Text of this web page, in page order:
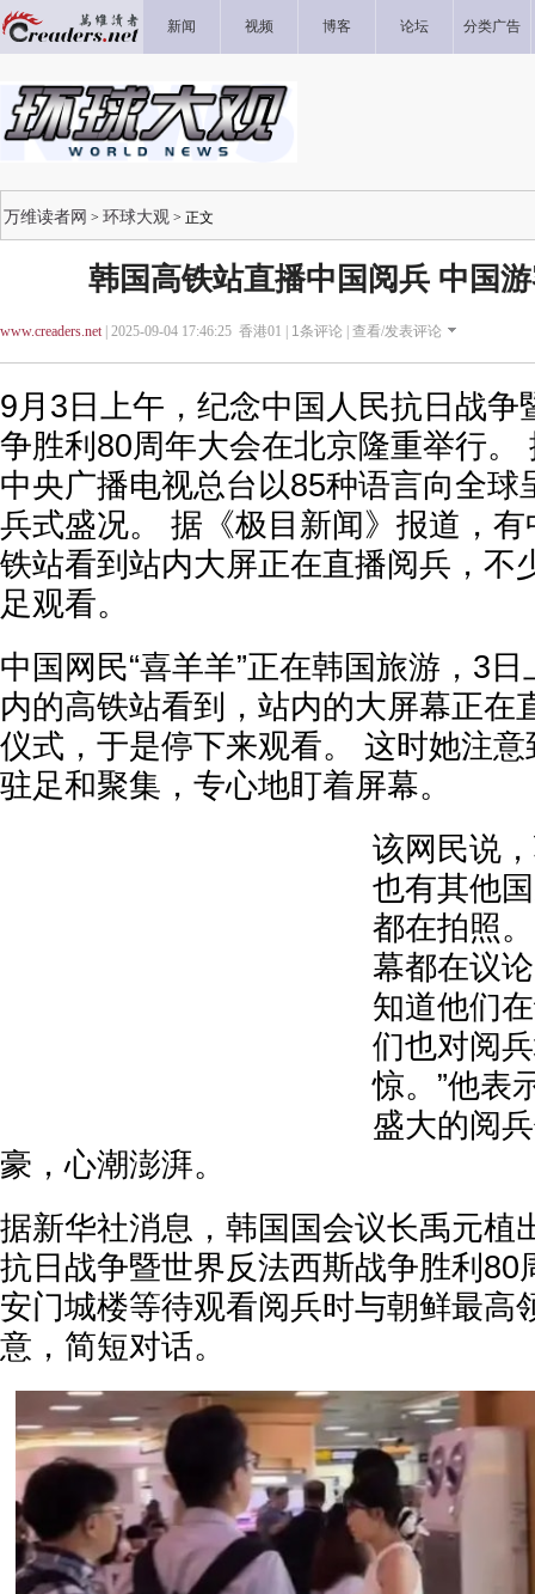
新闻 视频 博客 论坛 分类广告
万维读者网 > 环球大观 > 正文
韩国高铁站直播中国阅兵 中国
www.creaders.net| 2025-09-04 17:46:25 香港01 | 1条评论 | 查看/发表评论
9月3日上午，纪念中国人民抗日战争
争胜利80周年大会在北京隆重举行。
中央广播电视总台以85种语言向全球
兵式盛况。 据《极目新闻》报道，
铁站看到站内大屏正在直播阅兵，不
足观看。
中国网民“喜羊羊”正在韩国旅游，3
内的高铁站看到，站内的大屏幕正在
仪式，于是停下来观看。 这时她注
驻足和聚集，专心地盯着屏幕。
该网民说
也有其他
都在拍照
幕都在议
知道他们
们也对阅
惊。”他表
盛大的阅
豪，心潮澎湃。
据新华社消息，韩国国会议长禹元植
抗日战争暨世界反法西斯战争胜利80
安门城楼等待观看阅兵时与朝鲜最高
意，简短对话。